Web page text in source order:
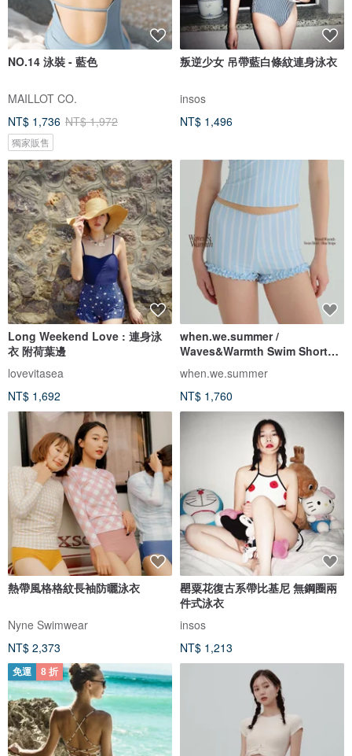
NO.14 泳裝 - 藍色
MAILLOT CO.
NT$ 1,736 NT$ 1,972
獨家販售
叛逆少女 吊帶藍白條紋連身泳衣
insos
NT$ 1,496
Long Weekend Love : 連身泳
衣 附荷葉邊
lovevitasea
NT$ 1,692
when.we.summer /
Waves&Warmth Swim Short
(僅褲裝)
when.we.summer
NT$ 1,760
熱帶風格格紋長袖防曬泳衣
Nyne Swimwear
NT$ 2,373
罌粟花復古系帶比基尼 無鋼圈兩
件式泳衣
insos
NT$ 1,213
免運 8 折